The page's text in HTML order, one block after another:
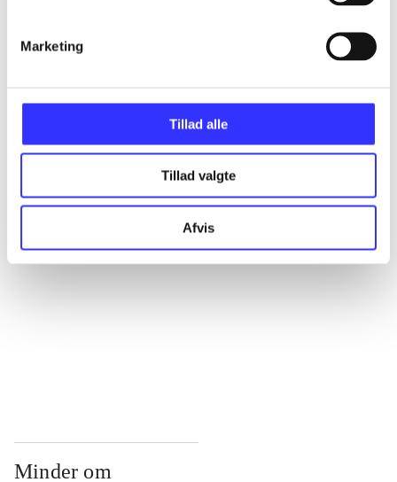
Marketing
Tillad alle
Tillad valgte
Afvis
Alle registrerede artikler fordelt på udgivelser
...
Minder om